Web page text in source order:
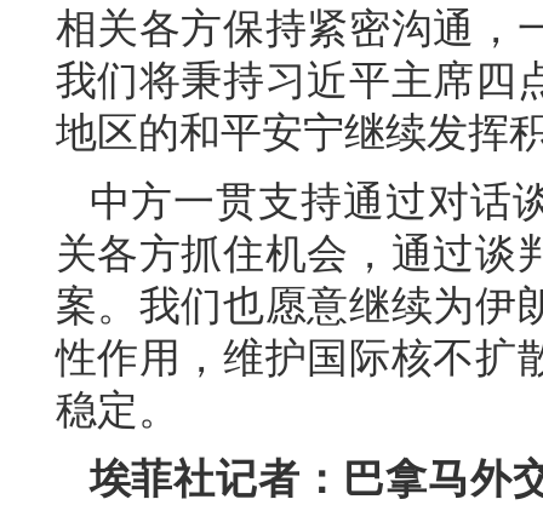
相关各方保持紧密沟通，
我们将秉持习近平主席四
地区的和平安宁继续发挥
中方一贯支持通过对话
关各方抓住机会，通过谈
案。我们也愿意继续为伊
性作用，维护国际核不扩
稳定。
埃菲社记者：巴拿马外